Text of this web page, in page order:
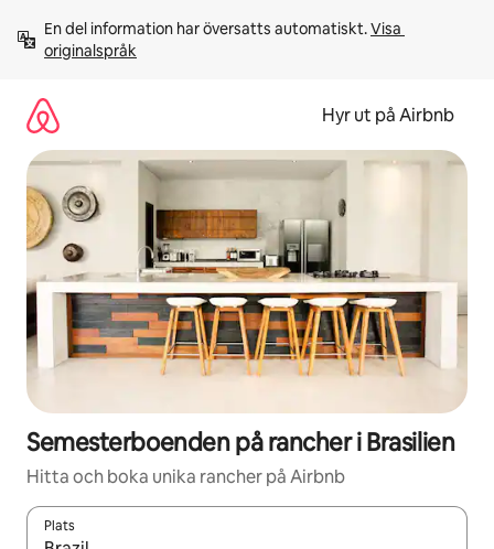
innehåll
En del information har översatts automatiskt. Visa
originalspråk
Hyr ut på Airbnb
Semesterboenden på rancher i Brasilien
Hitta och boka unika rancher på Airbnb
Plats